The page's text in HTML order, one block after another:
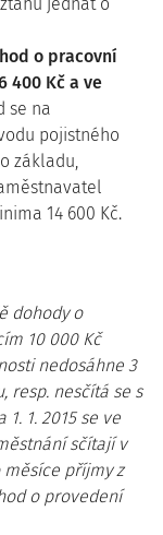
o pracovní
400 Kč a ve
se na
pojistného
základu,
14 600 Kč.
dohody o
10 000 Kč
nedosáhne 3
resp. nesčítá se s
1. 2015 se ve
sčítají v
příjmy z
o provedení